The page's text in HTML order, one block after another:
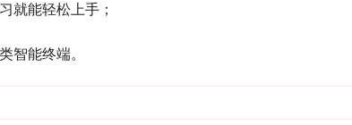
就能轻松上手；
智能终端。